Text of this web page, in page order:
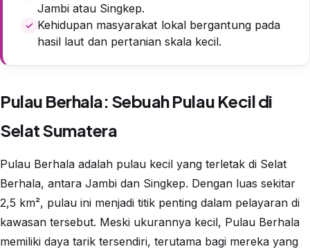
Jambi atau Singkep.
Kehidupan masyarakat lokal bergantung pada
hasil laut dan pertanian skala kecil.
Pulau Berhala: Sebuah Pulau Kecil di
Selat Sumatera
Pulau Berhala adalah pulau kecil yang terletak di Selat
Berhala, antara Jambi dan Singkep. Dengan luas sekitar
2,5 km², pulau ini menjadi titik penting dalam pelayaran di
kawasan tersebut. Meski ukurannya kecil, Pulau Berhala
memiliki daya tarik tersendiri, terutama bagi mereka yang